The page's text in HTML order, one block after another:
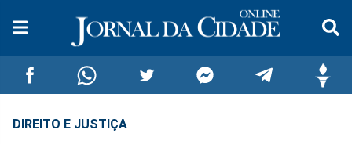
CompartilharCompartilharCompartilhar
DIREITO E JUSTIÇA